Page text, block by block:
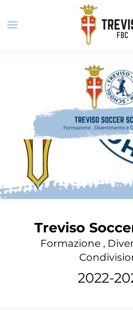
Skip to main content
Treviso
Formazione ,
2022-